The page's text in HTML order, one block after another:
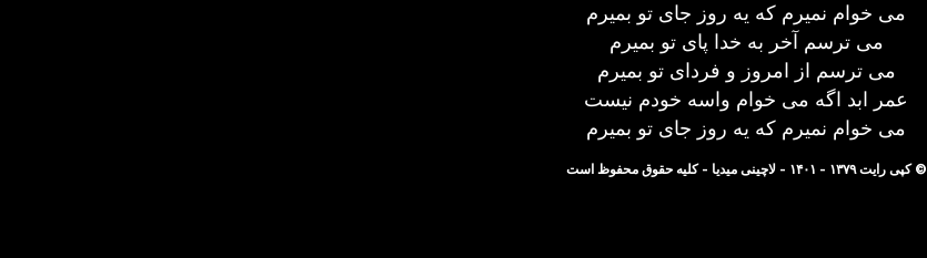
می خوام نمیرم که یه روز جای تو بمیرم
می ترسم آخر به خدا پای تو بمیرم
می ترسم از امروز و فردای تو بمیرم
عمر ابد اگه می خوام واسه خودم نیست
می خوام نمیرم که یه روز جای تو بمیرم
© کپی رایت ۱۳۷۹ - ۱۴۰۱ - لاچینی میدیا - کلیه حقوق محفوظ است